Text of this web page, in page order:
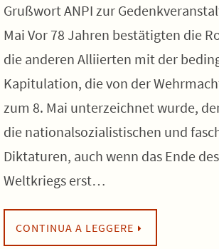
Grußwort ANPI zur
Mai Vor 78 Jahren bestätigten die
die anderen Alliierten mit der
Kapitulation, die von der
zum 8. Mai unterzeichnet wurde,
die nationalsozialistischen und
Diktaturen, auch wenn das Ende
Weltkriegs erst…
CONTINUA A LEGGERE